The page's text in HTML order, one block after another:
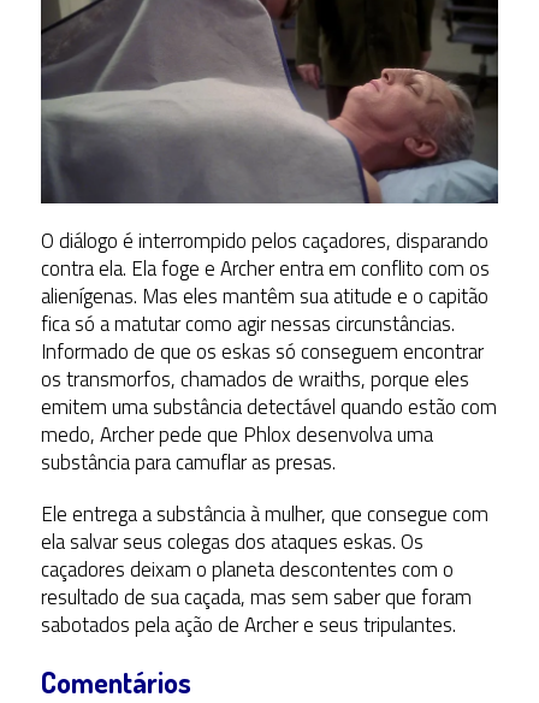
O diálogo é interrompido pelos caçadores, disparando
contra ela. Ela foge e Archer entra em conflito com os
alienígenas. Mas eles mantêm sua atitude e o capitão
fica só a matutar como agir nessas circunstâncias.
Informado de que os eskas só conseguem encontrar
os transmorfos, chamados de wraiths, porque eles
emitem uma substância detectável quando estão com
medo, Archer pede que Phlox desenvolva uma
substância para camuflar as presas.
Ele entrega a substância à mulher, que consegue com
ela salvar seus colegas dos ataques eskas. Os
caçadores deixam o planeta descontentes com o
resultado de sua caçada, mas sem saber que foram
sabotados pela ação de Archer e seus tripulantes.
Comentários